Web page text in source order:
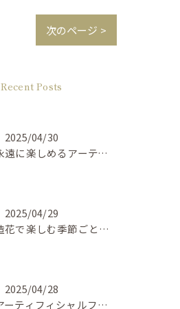
次のページ >
Recent Posts
2025/04/30
永遠に楽しめるアーティフィシャルフラワーの使い方
2025/04/29
造花で楽しむ季節ごとのインテリア
2025/04/28
アーティフィシャルフラワーで学ぶ基礎と活用法